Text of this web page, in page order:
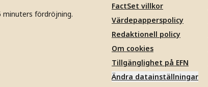
minuters fördröjning.
FactSet villkor
Värdepapperspolicy
Redaktionell policy
Om cookies
Tillgänglighet på EFN
Ändra datainställningar